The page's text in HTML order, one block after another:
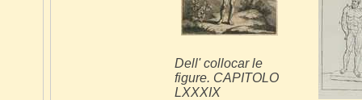
Dell' collocar le
figure. CAPITOLO
LXXXIX